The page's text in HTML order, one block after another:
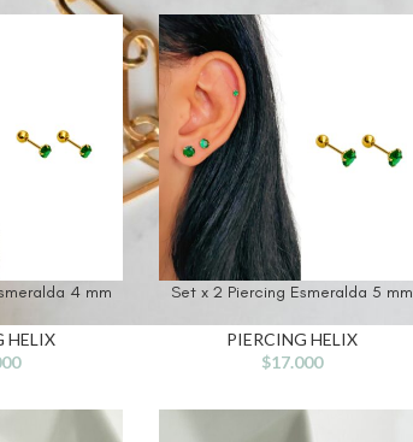
4 mm
HELIX
Set x 2 Piercing Esmeralda 5 mm
PIERCING HELIX
$17.000